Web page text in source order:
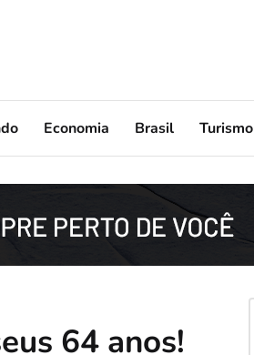
Economia Brasil Turismo
64 anos!